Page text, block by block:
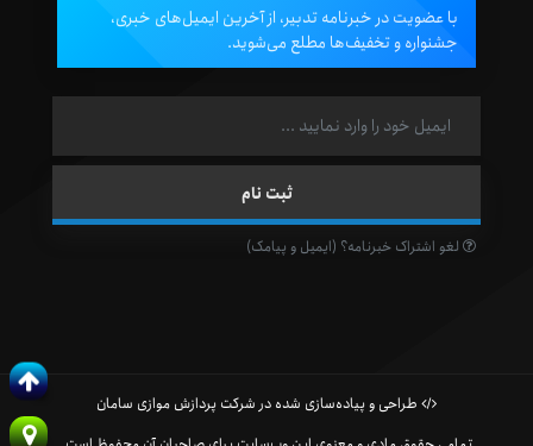
با عضویت در خبرنامه تدبیر، از آخرین ایمیل‌های خبری،
جشنواره و تخفیف‌ها مطلع می‌شوید.
لغو اشتراک خبرنامه؟ (ایمیل و پیامک)
طراحی و پیاده‌سازی شده در شرکت پردازش موازی سامان